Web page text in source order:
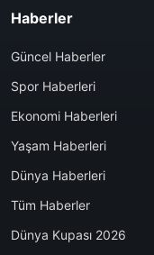
Haberler
Güncel Haberler
Spor Haberleri
Ekonomi Haberleri
Yaşam Haberleri
Dünya Haberleri
Tüm Haberler
Dünya Kupası 2026